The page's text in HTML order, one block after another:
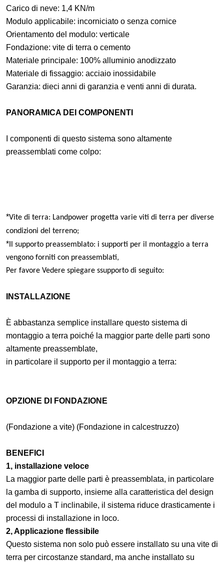
Carico di neve: 1,4 KN/m
Modulo applicabile: incorniciato o senza cornice
Orientamento del modulo: verticale
Fondazione: vite di terra o cemento
Materiale principale: 100% alluminio anodizzato
Materiale di fissaggio: acciaio inossidabile
Garanzia: dieci anni di garanzia e venti anni di durata.
PANORAMICA DEI COMPONENTI
I componenti di questo sistema sono altamente
preassemblati come colpo:
*Vite di terra: Landpower progetta varie viti di terra per diverse
condizioni del terreno;
* Il supporto preassemblato: i supporti per il montaggio a terra
vengono forniti con preassemblati,
Per favore Vedere spiegare ssupporto di seguito:
INSTALLAZIONE
È abbastanza semplice installare questo sistema di
montaggio a terra poiché la maggior parte delle parti sono
altamente preassemblate,
in particolare il supporto per il montaggio a terra:
OPZIONE DI FONDAZIONE
(Fondazione a vite) (Fondazione in calcestruzzo)
BENEFICI
1, installazione veloce
La maggior parte delle parti è preassemblata, in particolare
la gamba di supporto, insieme alla caratteristica del design
del modulo a T inclinabile, il sistema riduce drasticamente i
processi di installazione in loco.
2, Applicazione flessibile
Questo sistema non solo può essere installato su una vite di
terra per circostanze standard, ma anche installato su